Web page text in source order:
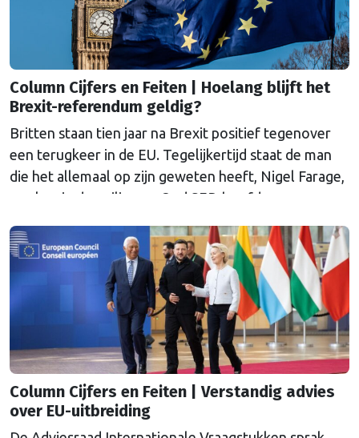
Column Cijfers en Feiten | Hoelang blijft het
Brexit-referendum geldig?
Britten staan tien jaar na Brexit positief tegenover
een terugkeer in de EU. Tegelijkertijd staat de man
die het allemaal op zijn geweten heeft, Nigel Farage,
aan kop in de peilingen. Oud SER-hoofdeconoom
Column Cijfers en Feiten | Verstandig advies
over EU-uitbreiding